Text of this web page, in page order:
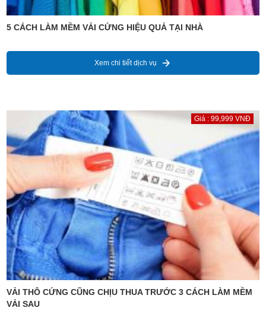
5 CÁCH LÀM MỀM VẢI CỨNG HIỆU QUẢ TẠI NHÀ
Xem chi tiết dịch vụ
Giá : 99,999 VNĐ
VẢI THÔ CỨNG CŨNG CHỊU THUA TRƯỚC 3 CÁCH LÀM MỀM
VẢI SAU